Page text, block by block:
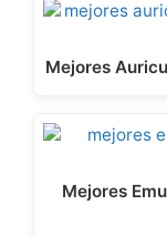
Mejores
Mejores